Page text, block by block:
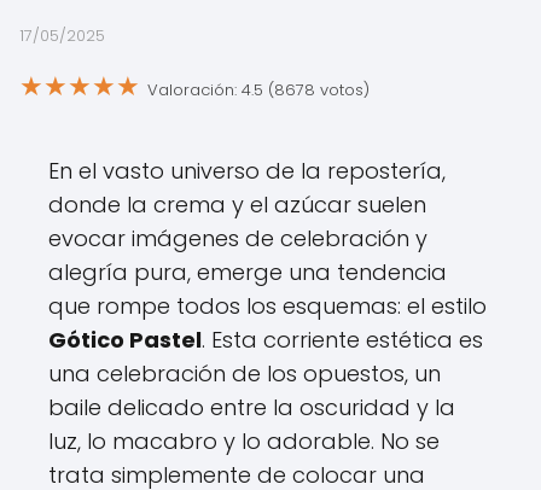
17/05/2025
★★★★★ Valoración: 4.5 (8678 votos)
En el vasto universo de la repostería,
donde la crema y el azúcar suelen
evocar imágenes de celebración y
alegría pura, emerge una tendencia
que rompe todos los esquemas: el estilo
Gótico Pastel. Esta corriente estética es
una celebración de los opuestos, un
baile delicado entre la oscuridad y la
luz, lo macabro y lo adorable. No se
trata simplemente de colocar una